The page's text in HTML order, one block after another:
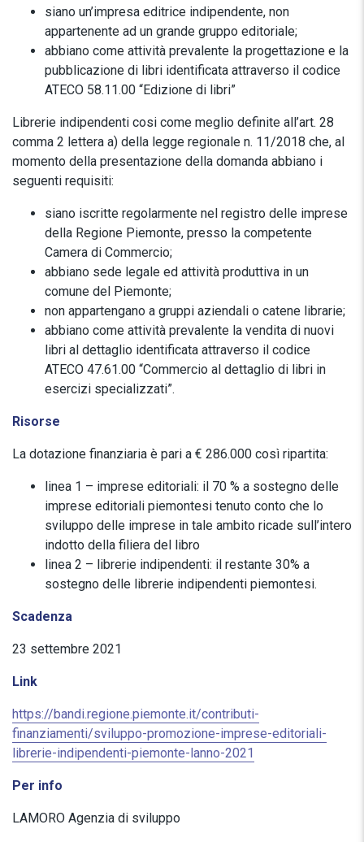
siano un’impresa editrice indipendente, non
appartenente ad un grande gruppo editoriale;
abbiano come attività prevalente la progettazione e la
pubblicazione di libri identificata attraverso il codice
ATECO 58.11.00 “Edizione di libri”
Librerie indipendenti cosi come meglio definite all’art. 28
comma 2 lettera a) della legge regionale n. 11/2018 che, al
momento della presentazione della domanda abbiano i
seguenti requisiti:
siano iscritte regolarmente nel registro delle imprese
della Regione Piemonte, presso la competente
Camera di Commercio;
abbiano sede legale ed attività produttiva in un
comune del Piemonte;
non appartengano a gruppi aziendali o catene librarie;
abbiano come attività prevalente la vendita di nuovi
libri al dettaglio identificata attraverso il codice
ATECO 47.61.00 “Commercio al dettaglio di libri in
esercizi specializzati”.
Risorse
La dotazione finanziaria è pari a € 286.000 così ripartita:
linea 1 – imprese editoriali: il 70 % a sostegno delle
imprese editoriali piemontesi tenuto conto che lo
sviluppo delle imprese in tale ambito ricade sull’intero
indotto della filiera del libro
linea 2 – librerie indipendenti: il restante 30% a
sostegno delle librerie indipendenti piemontesi.
Scadenza
23 settembre 2021
Link
https://bandi.regione.piemonte.it/contributi-
finanziamenti/sviluppo-promozione-imprese-editoriali-
librerie-indipendenti-piemonte-lanno-2021
Per info
LAMORO Agenzia di sviluppo